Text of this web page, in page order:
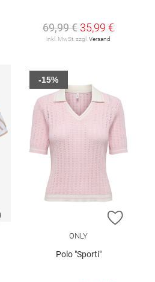
69,99 € 35,99 €
inkl. MwSt. zzgl.Versand
ZUR WUNSCHLISTE HINZUFÜGEN
ZUR
ONLY
Polo "Sporti"
-15%